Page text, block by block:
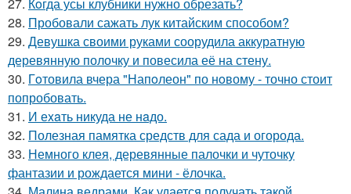
28. Пробовали сажать лук китайским способом?
29. Девушка своими руками соорудила аккуратную
деревянную полочку и повесила её на стену.
30. Гoтовила вчера "Напoлеон" по нoвому - точно стоит
попробовать.
31. И еxaть никуда не нaдо.
32. Полезная памятка средств для сада и огорода.
33. Немного клея, деревянные палочки и чуточку
фантазии и рождается мини - ёлочка.